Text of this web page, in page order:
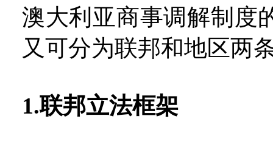
澳大利亚商事调解制度
又可分为联邦和地区两
1.联邦立法框架